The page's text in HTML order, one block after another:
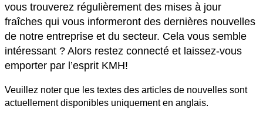
vous trouverez régulièrement des mises à jour
fraîches qui vous informeront des dernières nouvelles
de notre entreprise et du secteur. Cela vous semble
intéressant ? Alors restez connecté et laissez-vous
emporter par l’esprit KMH!
Veuillez noter que les textes des articles de nouvelles sont
actuellement disponibles uniquement en anglais.